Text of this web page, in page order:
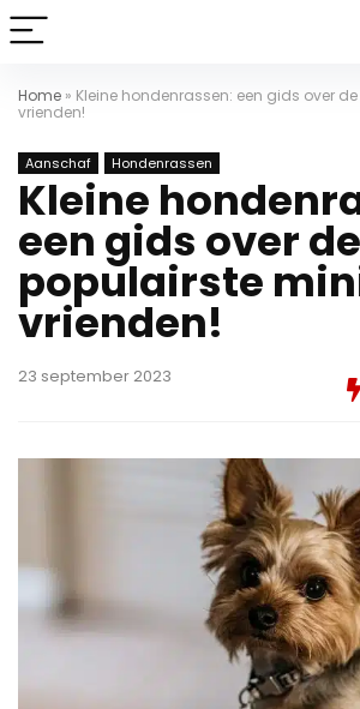
Home » Kleine hondenrassen: een gids over
vrienden!
Aanschaf Hondenrassen
Kleine
een gids over de
populairste
vrienden!
23 september 2023